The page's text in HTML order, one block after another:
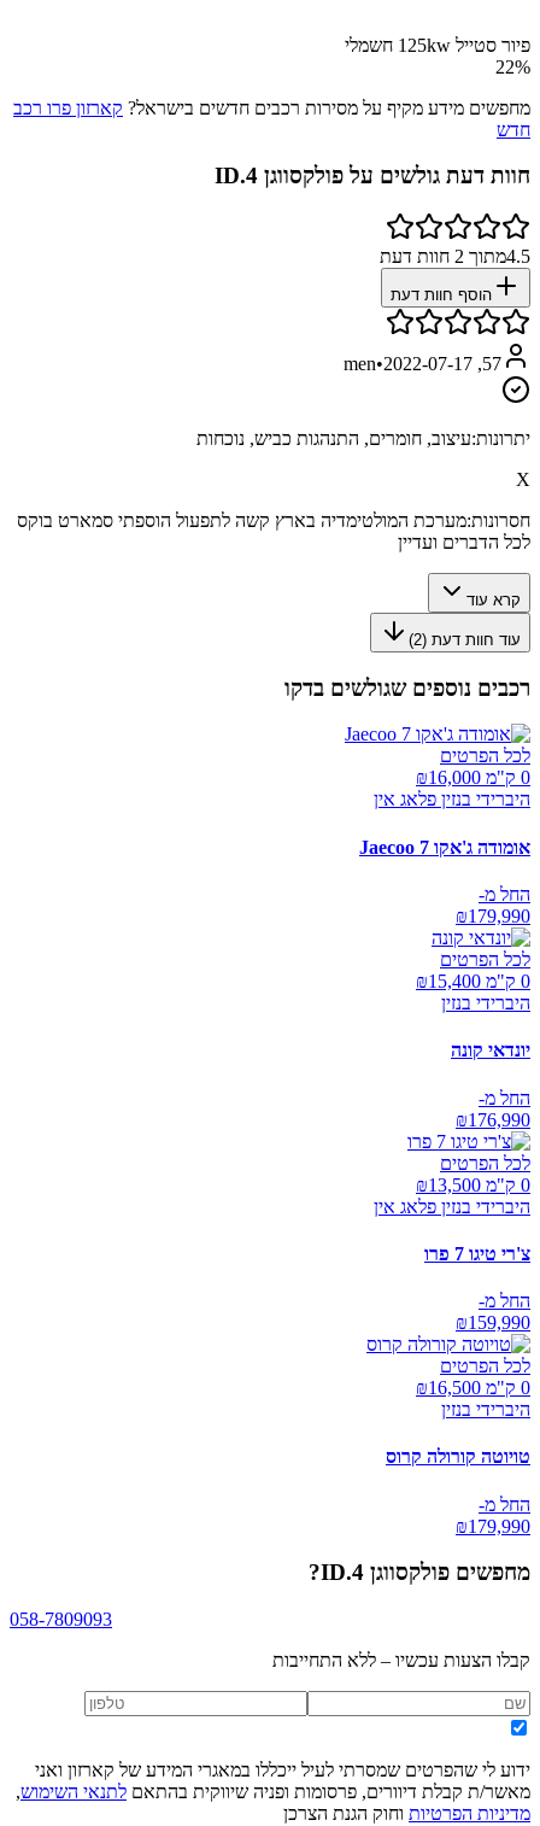
פיור סטייל 125kw חשמלי
22%
מחפשים מידע מקיף על מסירות רכבים חדשים בישראל? קארזון פרו רכב
חדש
חוות דעת גולשים על פולקסווגן ID.4
4.5מתוך 2 חוות דעת
הוסף חוות דעת
57, men
•2022-07-17
יתרונות:עיצוב, חומרים, התנהגות כביש, נוכחות
X
חסרונות:מערכת המולטימדיה בארץ קשה לתפעול הוספתי סמארט בוקס
לכל הדברים ועדיין
קרא עוד
עוד חוות דעת (2
)
רכבים נוספים שגולשים בדקו
לכל הפרטים
0 ק"מ ₪
16,000
היברידי בנזין פלאג אין
אומודה ג'אקו Jaecoo 7
החל מ-
₪179,990
לכל הפרטים
0 ק"מ ₪
15,400
היברידי בנזין
יונדאי קונה
החל מ-
₪176,990
לכל הפרטים
0 ק"מ ₪
13,500
היברידי בנזין פלאג אין
צ'רי טיגו 7 פרו
החל מ-
₪159,990
לכל הפרטים
0 ק"מ ₪
16,500
היברידי בנזין
טויוטה קורולה קרוס
החל מ-
₪179,990
מחפשים פולקסווגן ID.4 ?
058-7809093
קבלו הצעות עכשיו – ללא התחייבות
ידוע לי שהפרטים שמסרתי לעיל ייכללו במאגרי המידע של קארזון ואני
מאשר/ת קבלת דיוורים, פרסומות ופניה שיווקית בהתאם לתנאי השימוש,
מדיניות הפרטיות וחוק הגנת הצרכן